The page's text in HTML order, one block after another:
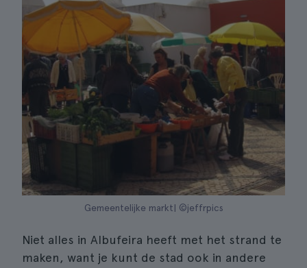
Gemeentelijke markt| ©jeffrpics
Niet alles in Albufeira heeft met het strand te
maken, want je kunt de stad ook in andere